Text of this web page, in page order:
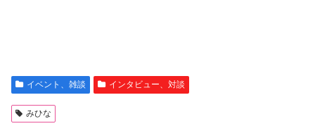
イベント、雑談 インタビュー、対談
みひな